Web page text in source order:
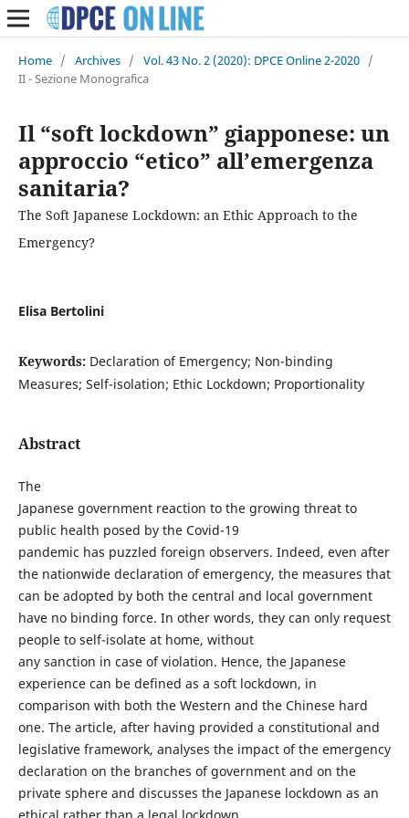
Home / Archives / Vol. 43 No. 2 (2020): DPCE Online 2-2020 /
II - Sezione Monografica
Il “soft lockdown” giapponese: un
approccio “etico” all’emergenza
sanitaria?
The Soft Japanese Lockdown: an Ethic Approach to the
Emergency?
Elisa Bertolini
Keywords: Declaration of Emergency; Non-binding
Measures; Self-isolation; Ethic Lockdown; Proportionality
Abstract
The
Japanese government reaction to the growing threat to
public health posed by the Covid-19
pandemic has puzzled foreign observers. Indeed, even after
the nationwide declaration of emergency, the measures that
can be adopted by both the central and local government
have no binding force. In other words, they can only request
people to self-isolate at home, without
any sanction in case of violation. Hence, the Japanese
experience can be defined as a soft lockdown, in
comparison with both the Western and the Chinese hard
one. The article, after having provided a constitutional and
legislative framework, analyses the impact of the emergency
declaration on the branches of government and on the
private sphere and discusses the Japanese lockdown as an